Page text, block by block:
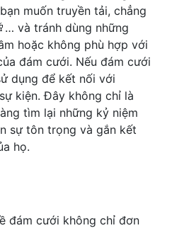
muốn truyền tải, chẳng
và tránh dùng những
hoặc không phù hợp với
đám cưới. Nếu đám cưới
dụng để kết nối với
kiện. Đây không chỉ là
tìm lại những kỷ niệm
sự tôn trọng và gắn kết
họ.
đám cưới không chỉ đơn